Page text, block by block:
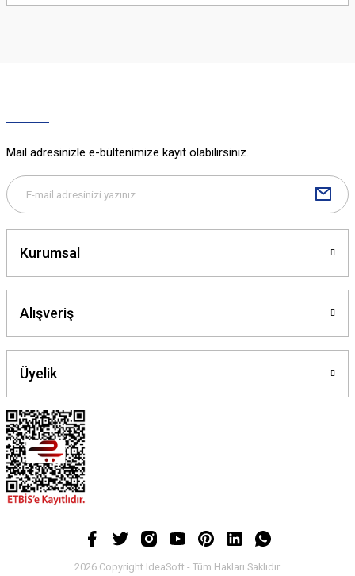
Gönder
Mail adresinizle e-bültenimize kayıt olabilirsiniz.
Kurumsal
Alışveriş
Üyelik
2026 Copyright IdeaSoft - Tüm Hakları Saklıdır.